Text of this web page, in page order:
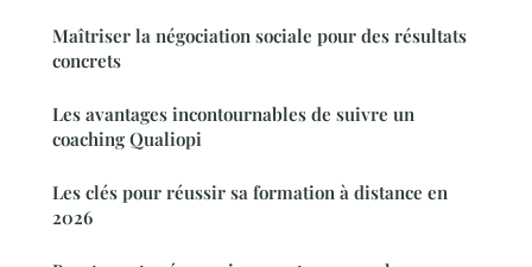
Maîtriser la négociation sociale pour des résultats
concrets
Les avantages incontournables de suivre un
coaching Qualiopi
Les clés pour réussir sa formation à distance en
2026